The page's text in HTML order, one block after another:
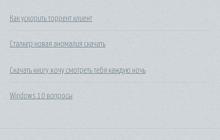
Как ускорить торрент клиент
Сталкер новая аномалия скачать
Скачать книгу хочу смотреть тебя каждую ночь
Windows 10 вопросы